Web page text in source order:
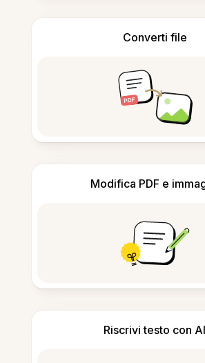
Converti file
Modifica PDF e
Riscrivi testo con AI